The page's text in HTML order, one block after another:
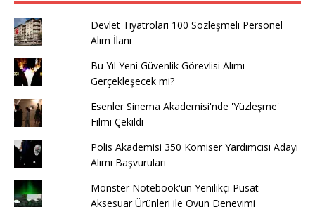
Devlet Tiyatroları 100 Sözleşmeli Personel
Alım İlanı
Bu Yıl Yeni Güvenlik Görevlisi Alımı
Gerçekleşecek mi?
Esenler Sinema Akademisi'nde 'Yüzleşme'
Filmi Çekildi
Polis Akademisi 350 Komiser Yardımcısı Adayı
Alımı Başvuruları
Monster Notebook'un Yenilikçi Pusat
Aksesuar Ürünleri ile Oyun Deneyimi